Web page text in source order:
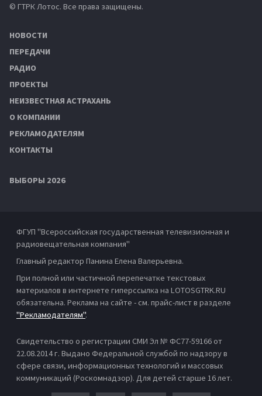
© ГТРК Лотос. Все права защищены.
НОВОСТИ
ПЕРЕДАЧИ
РАДИО
ПРОЕКТЫ
НЕИЗВЕСТНАЯ АСТРАХАНЬ
О КОМПАНИИ
РЕКЛАМОДАТЕЛЯМ
КОНТАКТЫ
ВЫБОРЫ 2026
ФГУП "Всероссийская государственная телевизионная и
радиовещательная компания"
Главный редактор Панина Елена Валерьевна.
При полной или частичной перепечатке текстовых
материалов в интернете гиперссылка на LOTOSGTRK.RU
обязательна. Реклама на сайте - см. прайс-лист в разделе
"Рекламодателям".
Свидетельство о регистрации СМИ Эл № ФС77-59166 от
22.08.2014 г. Выдано Федеральной службой по надзору в
сфере связи, информационных технологий и массовых
коммуникаций (Роскомнадзор). Для детей старше 16 лет.